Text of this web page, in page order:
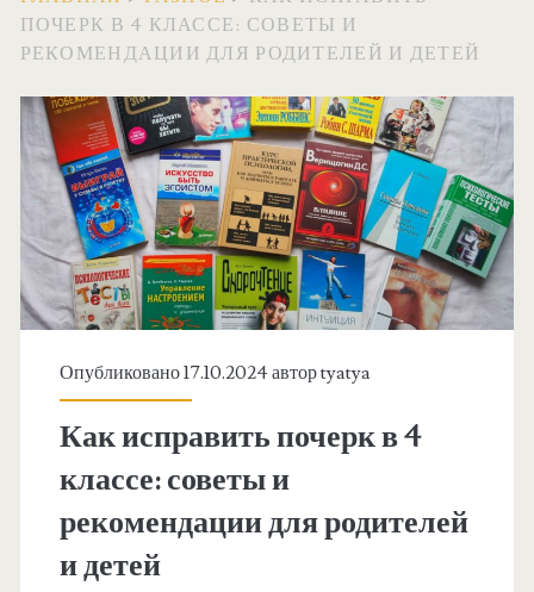
ПОЧЕРК В 4 КЛАССЕ: СОВЕТЫ И
РЕКОМЕНДАЦИИ ДЛЯ РОДИТЕЛЕЙ И ДЕТЕЙ
Опубликовано 17.10.2024 авторtyatya
Как исправить почерк в 4
классе: советы и
рекомендации для родителей
и детей